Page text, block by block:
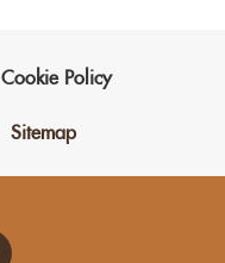
Cookie Policy
Sitemap